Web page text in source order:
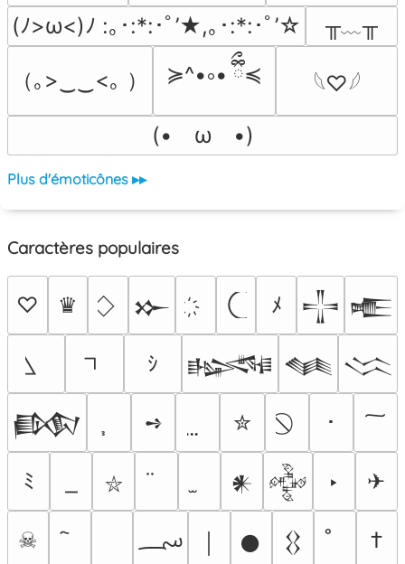
(ﾉ>ω<)ﾉ :｡･:*:･ﾟ’★,｡･:*:･ﾟ’☆ ╥﹏╥
（｡>‿‿<｡ ） ≽^•༚• ྀིྀ≼
𓆩♡𓆪
(•　ω　•)
Plus d'émoticônes ▸▸
Caractères populaires
♡ ♛ 𒁍 ﾒ 𒋲 𒍫
ｼ 𒈙 𒈝 𒈱
𒁃 ➺ ✮ ･
ﾐ ⛥ 𒀭 𒅒 ‣ ✈
☠ ؄ 𒊹 𒌐 †